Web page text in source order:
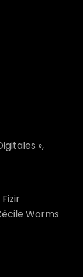
»,
Worms